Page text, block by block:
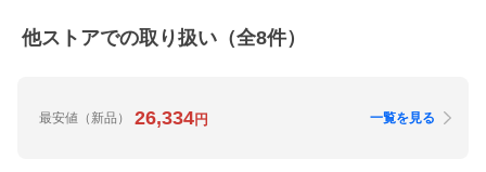
他ストアでの取り扱い（全8件）
最安値 （新品） 26,334円 一覧を見る